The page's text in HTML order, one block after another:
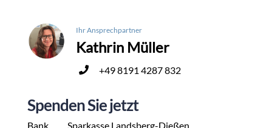
Ihr Ansprechpartner
Kathrin Müller
+49 8191 4287 832
Spenden Sie jetzt
Bank
Sparkasse Landsberg-Dießen